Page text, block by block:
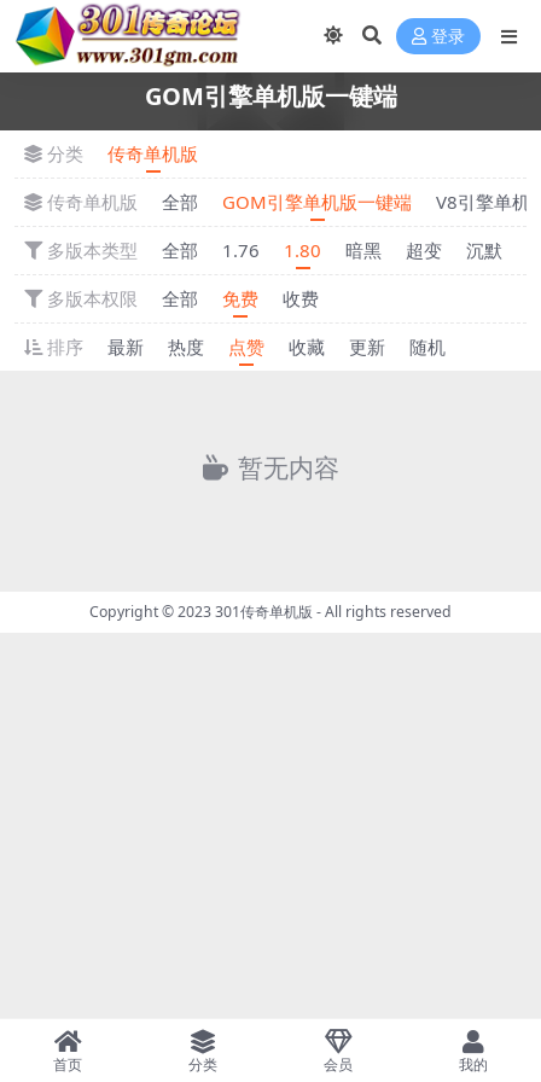
登录
GOM引擎单机版一键端
分类
传奇单机版
传奇单机版
全部 GOM引擎单机版一键端
V8引擎单机
多版本类型
全部 1.76 1.80 暗黑 超变 沉默
多版本权限
全部 免费
收费
排序
最新 热度 点赞 收藏 更新 随机
暂无内容
Copyright © 2023301传奇单机版 - All rights reserved
首页 分类 会员 我的